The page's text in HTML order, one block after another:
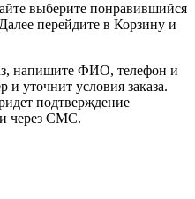
выберите понравившийся
перейдите в Корзину и
напишите ФИО, телефон и
уточнит условия заказа.
подтверждение
через СМС.